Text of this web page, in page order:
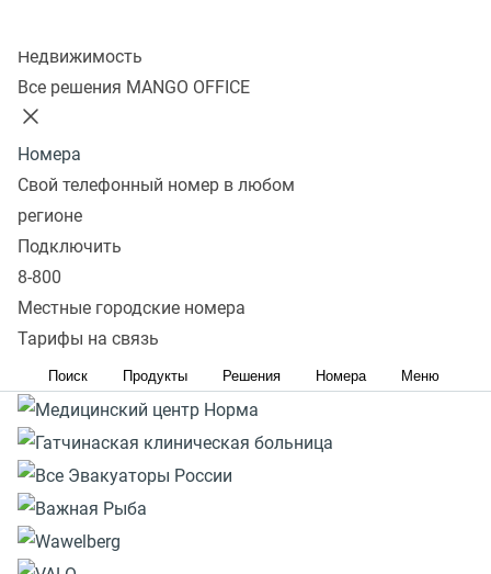
Недвижимость
Все решения MANGO OFFICE
Номера
Свой телефонный номер в любом
регионе
Подключить
8-800
Местные городские номера
Тарифы на связь
Поиск Продукты Решения Номера Меню
и правилах проведения акции расположена на сайте
https://www.mango-office.ru/promo-page/podderzka-
malogo-biznesa/